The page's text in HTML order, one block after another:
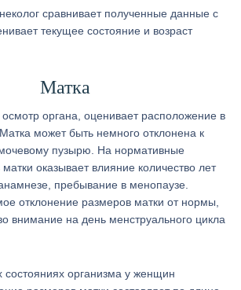
сравнивает полученные данные с
текущее состояние и возраст
Матка
осмотр органа, оценивает расположение в
может быть немного отклонена к
пузырю. На нормативные
оказывает влияние количество лет
пребывание в менопаузе.
отклонение размеров матки от нормы,
внимание на день менструального цикла
состояниях организма у женщин